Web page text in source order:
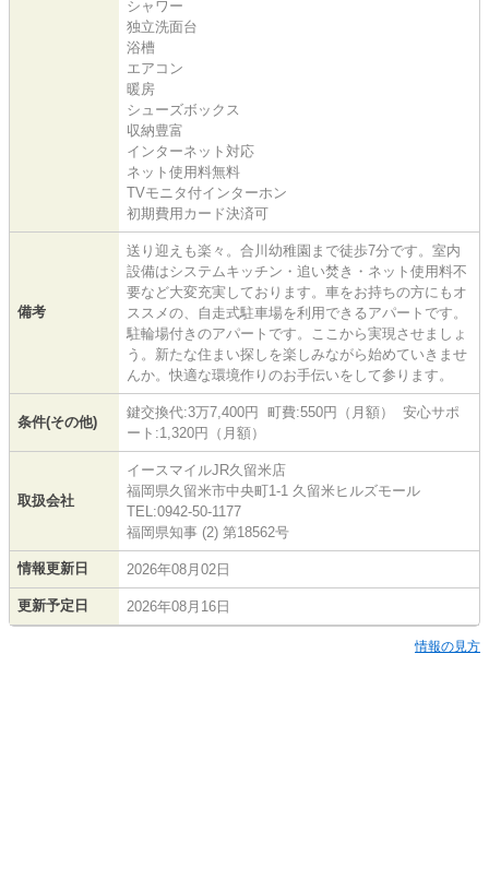
シャワー
独立洗面台
浴槽
エアコン
暖房
シューズボックス
収納豊富
インターネット対応
ネット使用料無料
TVモニタ付インターホン
初期費用カード決済可
備考
送り迎えも楽々。合川幼稚園まで徒歩7分です。室内
設備はシステムキッチン・追い焚き・ネット使用料不
要など大変充実しております。車をお持ちの方にもオ
ススメの、自走式駐車場を利用できるアパートです。
駐輪場付きのアパートです。ここから実現させましょ
う。新たな住まい探しを楽しみながら始めていきませ
んか。快適な環境作りのお手伝いをして参ります。
条件(その他)
鍵交換代:3万7,400円 町費:550円（月額） 安心サポ
ート:1,320円（月額）
取扱会社
イースマイルJR久留米店
福岡県久留米市中央町1-1 久留米ヒルズモール
TEL:0942-50-1177
福岡県知事 (2) 第18562号
情報更新日 2026年08月02日
更新予定日 2026年08月16日
情報の見方